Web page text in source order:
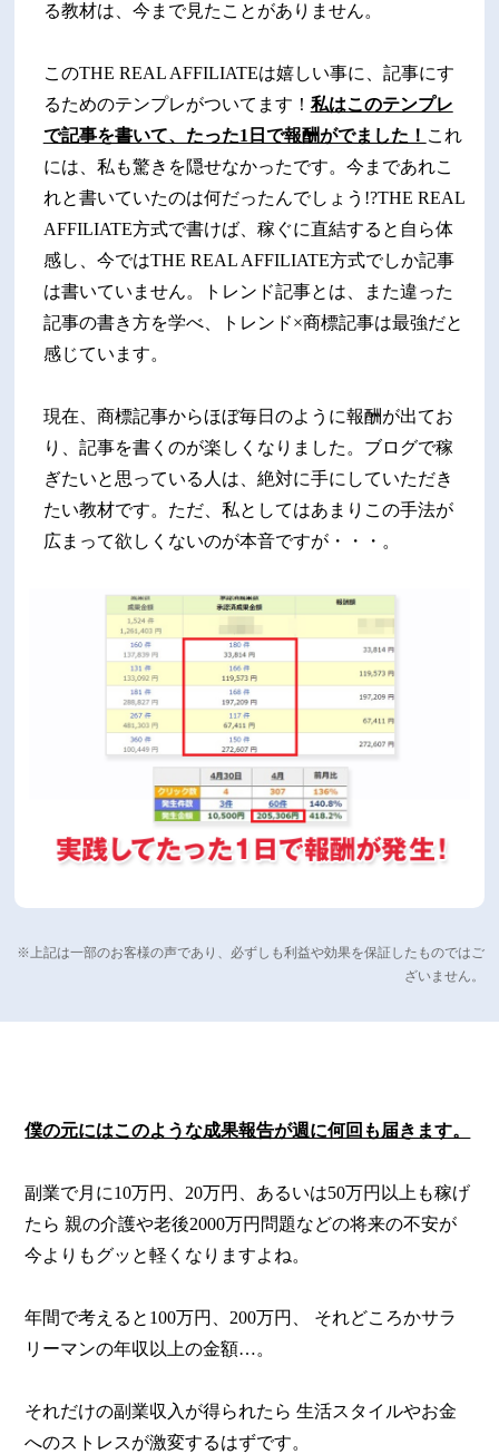
る教材は、今まで見たことがありません。
このTHE REAL AFFILIATEは嬉しい事に、記事にす
るためのテンプレがついてます！ 私はこのテンプレ
で記事を書いて、たった1日で報酬がでました！ これ
には、私も驚きを隠せなかったです。今まであれこ
れと書いていたのは何だったんでしょう!?THE REAL
AFFILIATE方式で書けば、稼ぐに直結すると自ら体
感し、今ではTHE REAL AFFILIATE方式でしか記事
は書いていません。トレンド記事とは、また違った
記事の書き方を学べ、トレンド×商標記事は最強だと
感じています。
現在、商標記事からほぼ毎日のように報酬が出てお
り、記事を書くのが楽しくなりました。ブログで稼
ぎたいと思っている人は、絶対に手にしていただき
たい教材です。ただ、私としてはあまりこの手法が
広まって欲しくないのが本音ですが・・・。
※上記は一部のお客様の声であり、必ずしも利益や効果を保証したものではご
ざいません。
僕の元にはこのような成果報告が週に何回も届きます。
副業で月に10万円、20万円、あるいは50万円以上も稼げ
たら 親の介護や老後2000万円問題などの将来の不安が
今よりもグッと軽くなりますよね。
年間で考えると100万円、200万円、
それどころかサラ
リーマンの年収以上の金額…。
それだけの副業収入が得られたら 生活スタイルやお金
へのストレスが激変するはずです。